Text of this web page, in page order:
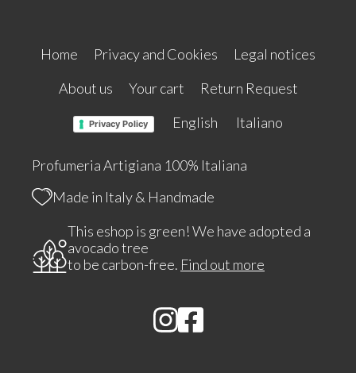
Home Privacy and Cookies
Legal notices
About us
Your cart Return Request
Privacy Policy English Italiano
Profumeria Artigiana 100% Italiana
Made in Italy & Handmade
This eshop is green! We have adopted a
avocado tree
to be carbon-free. Find out more